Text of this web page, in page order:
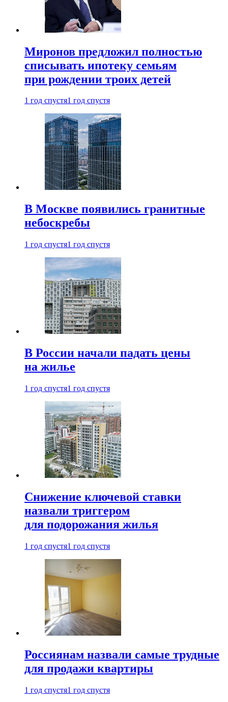
Миронов предложил полностью
списывать ипотеку семьям
при рождении троих детей
1 год спустя1 год спустя
В Москве появились гранитные
небоскребы
1 год спустя1 год спустя
В России начали падать цены
на жилье
1 год спустя1 год спустя
Снижение ключевой ставки
назвали триггером
для подорожания жилья
1 год спустя1 год спустя
Россиянам назвали самые трудные
для продажи квартиры
1 год спустя1 год спустя